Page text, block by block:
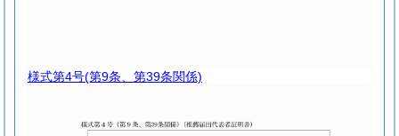
様式第4号(第9条、第39条関係)